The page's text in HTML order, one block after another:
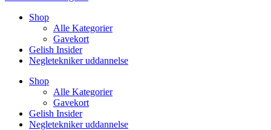
Shop
Alle Kategorier
Gavekort
Gelish Insider
Negletekniker uddannelse
Shop
Alle Kategorier
Gavekort
Gelish Insider
Negletekniker uddannelse